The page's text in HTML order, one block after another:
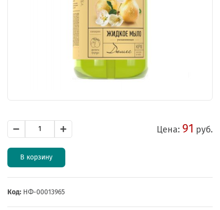
Цена: 91 руб.
В корзину
Код: НФ-00013965